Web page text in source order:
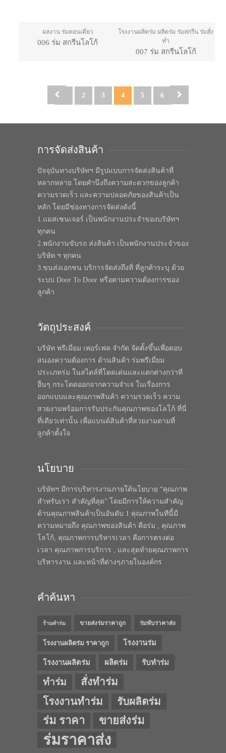
ผลงาน ร่มตอนเดียว
006 ร่ม สกรีนโลโก้
โรงงานผลิตร่ม ผลิตร่ม ร่มสกรีน ร่มสั่ง
ทำ
007 ร่ม สกรีนโลโก้
2 3 4 5 6
การจัดส่งสินค้า
ปัจจุบันทางบริษัทฯ มีรูปแบบการจัดส่งสินค้าที่
หลากหลาย โดยคำนึงถึงความสะดวกของลูกค้า
ความรวดเร็ว และความปลอดภัยของสินค้าเป็น
หลัก โดยมีช่องทางการจัดส่งดังนี้
1.แมสเซนเจอร์ เป็นพนักงานประจำของบริษัทฯ
ทุกคน
2.พนักงานขับรถ ส่งสินค้า เป็นพนักงานประจำของ
บริษัท ฯ ทุกคน
3.ขนส่งเอกชน บริการจัดส่งถึงที่ ที่ลูกค้าระบุ ด้วย
ระบบ Door To Door หรือตามความต้องการของ
ลูกค้า
วัตถุประสงค์
บริษัท พรีเมี่ยม เพอร์เฟค จำกัด จัดตั้งขึ้นเพื่อตอบ
สนองความต้องการ ด้านสินค้า ร่มพรีเมี่ยม
ประเภทร่ม ในสไตล์ที่โดดเด่นและแตกต่างกว่าที่
อื่นๆ กระโดดออกจากความจำเจ ในเรื่องการ
ออกแบบและคุณภาพสินค้า ความรวดเร็ว ความ
สวยงามพร้อมการรับประกันคุณภาพของโลโก้ ที่นี่
ที่เดียวเท่านั้น เพื่อแบนด์สินค้าที่สวยงามตามที่
ลูกค้าตั้งใจ
นโยบาย
บริษัทฯ มีการบริหารงานภายใต้นโยบาย “คุณภาพ
สำหรับเรา สำคัญที่สุด” โดยมีการให้ความสำคัญ
ด้านคุณภาพสินค้าเป็นอันดับ 1 คุณภาพในทีนี้มี
ความหมายถึง คุณภาพของสินค้า คือร่ม , คุณภาพ
โลโก้, คุณภาพการบริหารเวลา คือการตรงต่อ
เวลา คุณภาพการบริการ , และสุดท้ายคุณภาพการ
บริหารงาน และหน้าที่ต่างๆภายในองค์กร
คำค้นหา
ร้านทำร่ม ขายส่งร่มราคาถูก ร่มพับราคาส่ง
โรงงานผลิตร่ม ราคาถูก โรงงานร่ม
โรงงานผลิตร่ม ผลิตร่ม รับทำร่ม
ทำร่ม
สั่งทำร่ม
โรงงานทำร่ม
รับผลิตร่ม
ร่ม ราคา ขายส่งร่ม
ร่มราคาส่ง